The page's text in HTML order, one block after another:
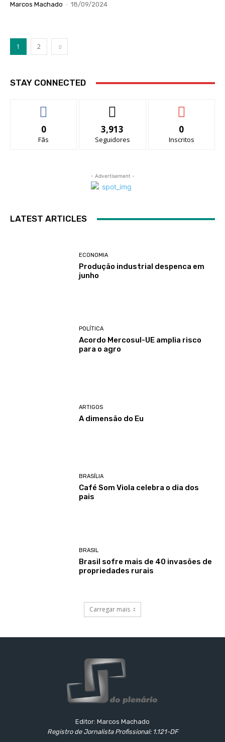
Marcos Machado - 18/09/2024
1 2
STAY CONNECTED
0
Fãs
3,913
Seguidores
0
Inscritos
- Advertisement -
LATEST ARTICLES
ECONOMIA
Produção industrial despenca em
junho
POLÍTICA
Acordo Mercosul-UE amplia risco
para o agro
ARTIGOS
A dimensão do Eu
BRASÍLIA
Café Som Viola celebra o dia dos
pais
BRASIL
Brasil sofre mais de 40 invasões de
propriedades rurais
Carregar mais
Editor: Marcos Machado
Registro de Jornalista Profissional: 1.121-DF